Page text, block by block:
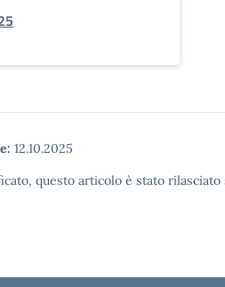
12.10.2025
questo articolo è stato